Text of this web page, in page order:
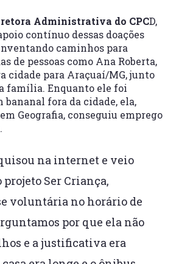
Administrativa do CPCD,
contínuo dessas doações
caminhos para
de pessoas como Ana Roberta,
cidade para Araçuaí/MG, junto
família. Enquanto ele foi
bananal fora da cidade, ela,
Geografia, conseguiu emprego
na internet e veio
projeto Ser Criança,
voluntária no horário de
por que ela não
e a justificativa era